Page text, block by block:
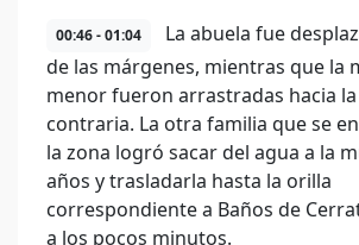
00:46 - 01:04
La abuela fue
de las márgenes, mientras que la
menor fueron arrastradas hacia
contraria. La otra familia que se
la zona logró sacar del agua a la
años y trasladarla hasta la orilla
correspondiente a Baños de
a los pocos minutos.